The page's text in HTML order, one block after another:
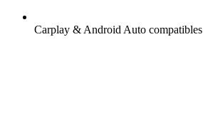
Carplay & Android Auto compatibles